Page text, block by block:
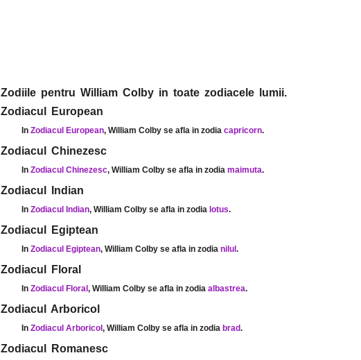
Zodiile pentru William Colby in toate zodiacele lumii.
Zodiacul European
In Zodiacul European, William Colby se afla in zodia capricorn.
Zodiacul Chinezesc
In Zodiacul Chinezesc, William Colby se afla in zodia maimuta.
Zodiacul Indian
In Zodiacul Indian, William Colby se afla in zodia lotus.
Zodiacul Egiptean
In Zodiacul Egiptean, William Colby se afla in zodia nilul .
Zodiacul Floral
In Zodiacul Floral , William Colby se afla in zodia albastrea.
Zodiacul Arboricol
In Zodiacul Arboricol , William Colby se afla in zodia brad.
Zodiacul Romanesc